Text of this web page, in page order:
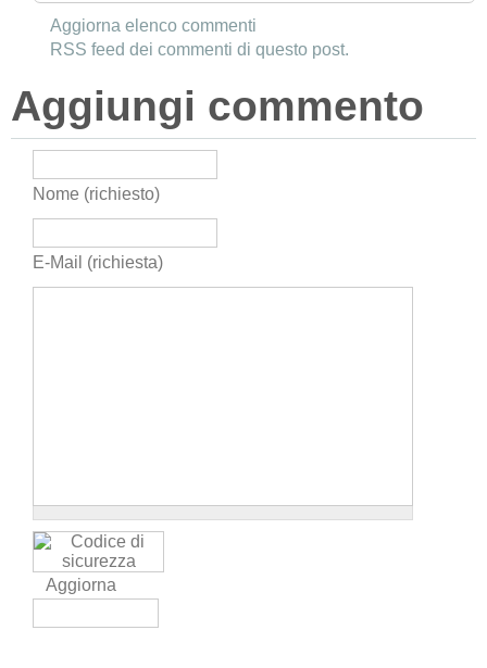
Aggiorna elenco commenti
RSS feed dei commenti di questo post.
Aggiungi commento
Nome (richiesto)
E-Mail (richiesta)
Aggiorna